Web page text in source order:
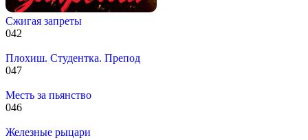
Сжигая запреты
042
Плохиш. Студентка. Препод
047
Месть за пьянство
046
Железные рыцари